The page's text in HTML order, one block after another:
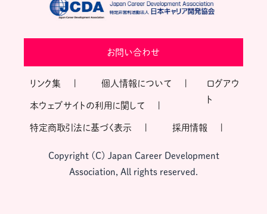
お問い合わせ
リンク集 個人情報について
本ウェブサイトの利用に関して
特定商取引法に基づく表示 採用情報
ログアウ
ト
Copyright (C) Japan Career Development
Association, All rights reserved.